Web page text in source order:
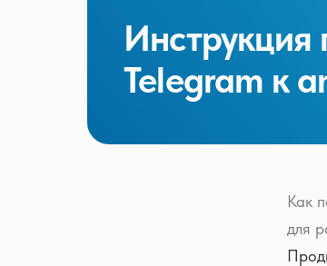
Telegram к
Как
для